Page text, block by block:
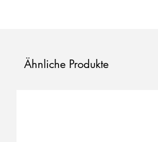
Ähnliche Produkte